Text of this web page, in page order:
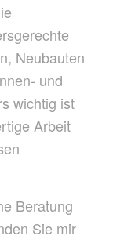
Neubauten
und
wichtig ist
Arbeit
Beratung
Sie mir